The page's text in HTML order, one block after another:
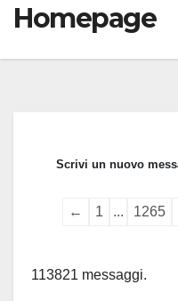
Homepage
Guestbook
← 1 ... 1265
113821 messaggi.